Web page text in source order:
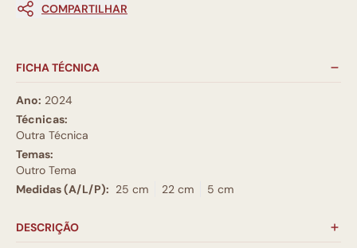
COMPARTILHAR
FICHA TÉCNICA
Ano: 2024
Técnicas:
Outra Técnica
Temas:
Outro Tema
Medidas (A/L/P): 25 cm 22 cm 5 cm
DESCRIÇÃO